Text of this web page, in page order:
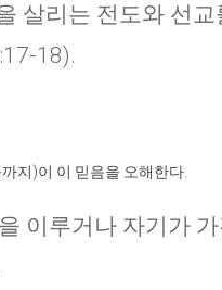
살리는 전도와 선
18).
지)이 이 믿음을 오해한다.
이루거나 자기가